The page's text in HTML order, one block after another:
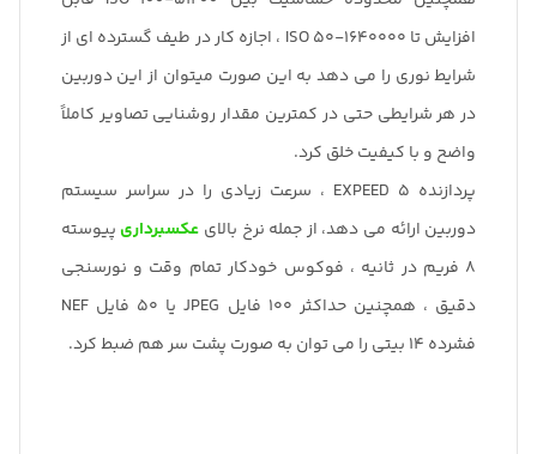
افزایش تا ISO 50-1640000 ، اجازه کار در طیف گسترده ای از
شرایط نوری را می دهد به این صورت میتوان از این دوربین
در هر شرایطی حتی در کمترین مقدار روشنایی تصاویر کاملاً
واضح و با کیفیت خلق کرد.
پردازنده EXPEED 5 ، سرعت زیادی را در سراسر سیستم
دوربین ارائه می دهد، از جمله نرخ بالای عکسبرداری پیوسته
8 فریم در ثانیه ، فوکوس خودکار تمام وقت و نورسنجی
دقیق ، همچنین حداکثر 100 فایل JPEG یا 50 فایل NEF
فشرده 14 بیتی را می توان به صورت پشت سر هم ضبط کرد.